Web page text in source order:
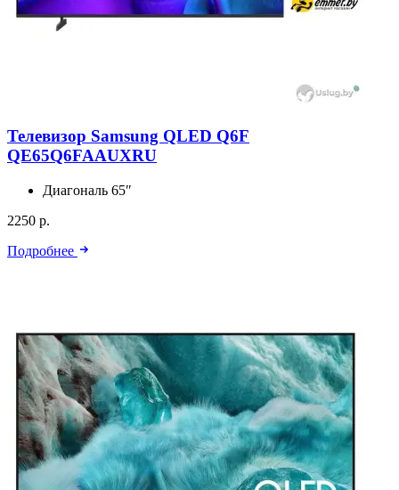
Телевизор Samsung QLED Q6F
QE65Q6FAAUXRU
Диагональ 65″
2250 р.
Подробнее